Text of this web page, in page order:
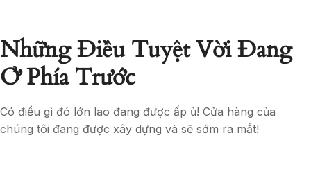
Những Điều Tuyệt Vời Đang
Ở Phía Trước
Có điều gì đó lớn lao đang được ấp ủ! Cửa hàng của
chúng tôi đang được xây dựng và sẽ sớm ra mắt!